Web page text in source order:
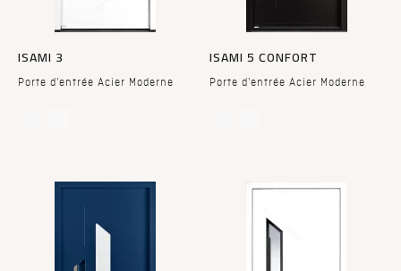
ISAMI 3
Porte d'entrée Acier Moderne
ISAMI 5 CONFORT
Porte d'entrée Acier Moderne